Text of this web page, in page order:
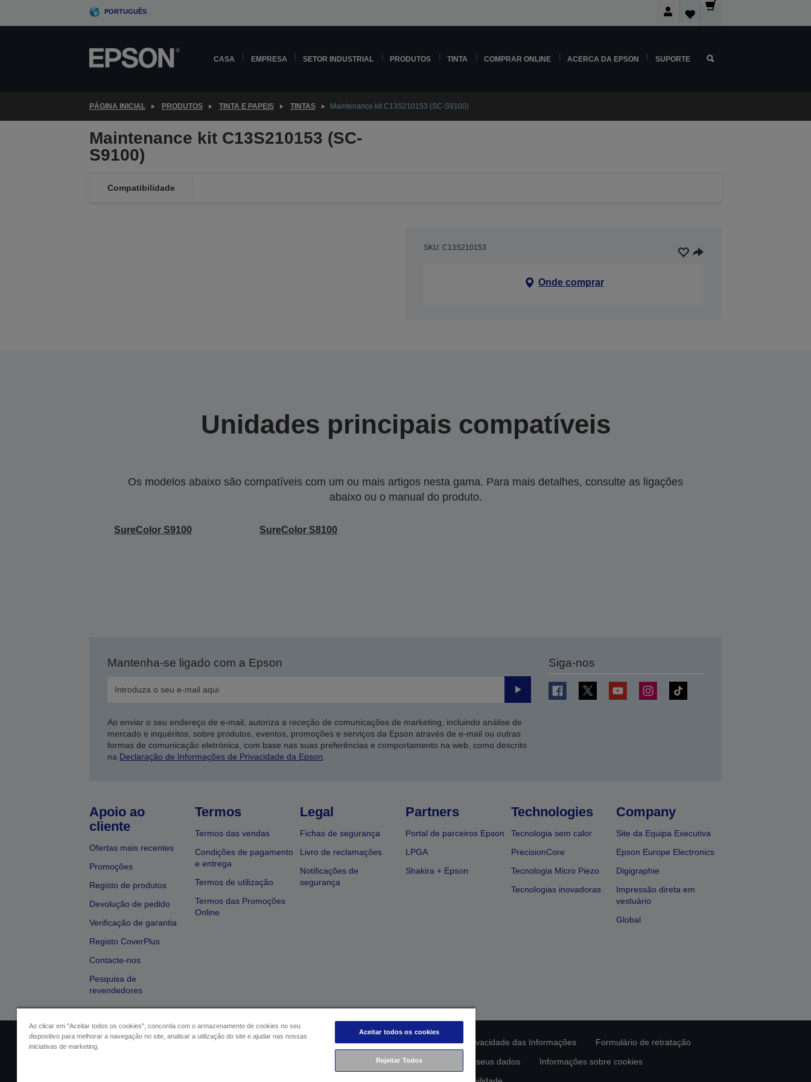
PORTUGUÊS
CASA EMPRESA SETOR INDUSTRIAL PRODUTOS TINTA COMPRAR ONLINE ACERCA DA EPSON SUPORTE
PÁGINA INICIAL PRODUTOS TINTA E PAPEIS TINTAS Maintenance kit C13S210153 (SC-S9100)
Maintenance kit C13S210153 (SC-
S9100)
Compatibilidade
SKU: C13S210153
Onde comprar
Unidades principais compatíveis
Os modelos abaixo são compatíveis com um ou mais artigos nesta gama. Para mais detalhes, consulte as ligações
abaixo ou o manual do produto.
SureColor S9100 SureColor S8100
Mantenha-se ligado com a Epson
Enviar
Ao enviar o seu endereço de e-mail, autoriza a receção de comunicações de marketing, incluindo análise de
mercado e inquéritos, sobre produtos, eventos, promoções e serviços da Epson através de e-mail ou outras
formas de comunicação eletrónica, com base nas suas preferências e comportamento na web, como descrito
na Declaração de Informações de Privacidade da Epson
Siga-nos
Apoio ao
cliente
Ofertas mais recentes
Promoções
Registo de produtos
Devolução de pedido
Verificação de garantia
Registo CoverPlus
Contacte-nos
Pesquisa de
revendedores
Termos
Termos das vendas
Condições de pagamento
e entrega
Termos de utilização
Termos das Promoções
Online
Legal
Fichas de segurança
Livro de reclamações
Notificações de
segurança
Partners
Portal de parceiros Epson
LPGA
Shakira + Epson
Technologies
Tecnologia sem calor
PrecisionCore
Tecnologia Micro Piezo
Tecnologias inovadoras
Company
Site da Equipa Executiva
Epson Europe Electronics
Digigraphie
Impressão direta em
vestuário
Global
Identificação do vendedor Identificação da conformidade do produto Declaração de Privacidade das Informações
Formulário de retratação
Contacte-nos sobre os seus dados
Informações sobre cookies
Ao clicar em "Aceitar todos os cookies", concorda com o armazenamento de cookies no seu
dispositivo para melhorar a navegação no site, analisar a utilização do site e ajudar nas nossas
iniciativas de marketing.
Aceitar todos os cookies
Rejeitar Todos